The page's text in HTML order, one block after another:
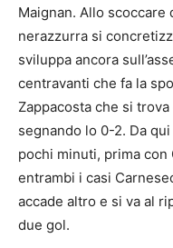
Maignan. Allo scoccare
nerazzurra si
sviluppa ancora
centravanti che fa la
Zappacosta che si
segnando lo 0-2. Da
pochi minuti, prima con
entrambi i casi
accade altro e si va al
due gol.